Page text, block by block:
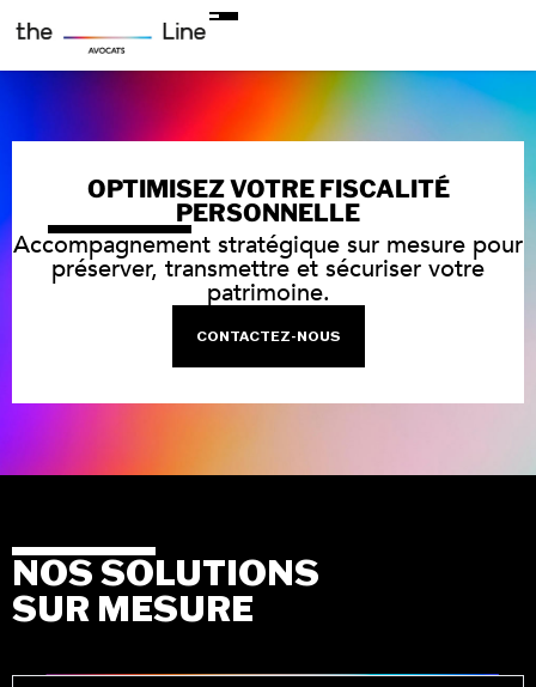
OPTIMISEZ VOTRE FISCALITÉ
PERSONNELLE
Accompagnement stratégique sur mesure pour
préserver, transmettre et sécuriser votre
patrimoine.
CONTACTEZ-NOUS
NOS SOLUTIONS
SUR MESURE